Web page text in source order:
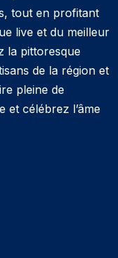
tout en profitant
live et du meilleur
la pittoresque
de la région et
pleine de
et célébrez l’âme